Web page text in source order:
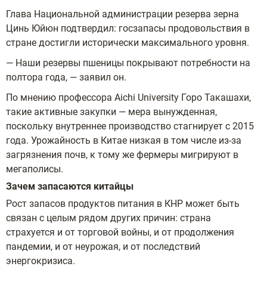
Глава Национальной администрации резерва зерна
Цинь Юйюн подтвердил: госзапасы продовольствия в
стране достигли исторически максимального уровня.
— Наши резервы пшеницы покрывают потребности на
полтора года, — заявил он.
По мнению профессора Aichi University Горо Такашахи,
такие активные закупки — мера вынужденная,
поскольку внутреннее производство стагнирует с 2015
года. Урожайность в Китае низкая в том числе из-за
загрязнения почв, к тому же фермеры мигрируют в
мегаполисы.
Зачем запасаются китайцы
Рост запасов продуктов питания в КНР может быть
связан с целым рядом других причин: страна
страхуется и от торговой войны, и от продолжения
пандемии, и от неурожая, и от последствий
энергокризиса.